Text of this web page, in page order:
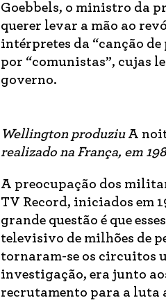
Goebbels, o ministro da
querer levar a mão ao
intérpretes da “canção
por “comunistas”, cujas
governo.
Wellington produziu A
realizado na França, em
A preocupação dos
TV Record, iniciados em
grande questão é que
televisivo de milhões de
tornaram-se os circuitos
investigação, era junto
recrutamento para a luta